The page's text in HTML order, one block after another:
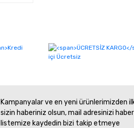
Kampanyalar ve en yeni ürünlerimizden
sizin haberiniz olsun, mail adresinizi haber
listemize kaydedin bizi takip etmeye